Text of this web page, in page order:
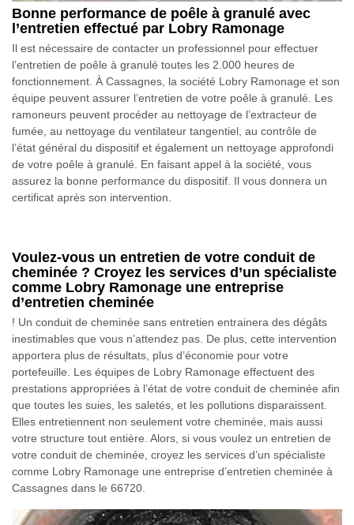
Bonne performance de poêle à granulé avec
l’entretien effectué par Lobry Ramonage
Il est nécessaire de contacter un professionnel pour effectuer
l’entretien de poêle à granulé toutes les 2.000 heures de
fonctionnement. À Cassagnes, la société Lobry Ramonage et son
équipe peuvent assurer l’entretien de votre poêle à granulé. Les
ramoneurs peuvent procéder au nettoyage de l’extracteur de
fumée, au nettoyage du ventilateur tangentiel, au contrôle de
l’état général du dispositif et également un nettoyage approfondi
de votre poêle à granulé. En faisant appel à la société, vous
assurez la bonne performance du dispositif. Il vous donnera un
certificat après son intervention.
Voulez-vous un entretien de votre conduit de
cheminée ? Croyez les services d’un spécialiste
comme Lobry Ramonage une entreprise
d’entretien cheminée
! Un conduit de cheminée sans entretien entrainera des dégâts
inestimables que vous n’attendez pas. De plus, cette intervention
apportera plus de résultats, plus d’économie pour votre
portefeuille. Les équipes de Lobry Ramonage effectuent des
prestations appropriées à l’état de votre conduit de cheminée afin
que toutes les suies, les saletés, et les pollutions disparaissent.
Elles entretiennent non seulement votre cheminée, mais aussi
votre structure tout entière. Alors, si vous voulez un entretien de
votre conduit de cheminée, croyez les services d’un spécialiste
comme Lobry Ramonage une entreprise d’entretien cheminée à
Cassagnes dans le 66720.